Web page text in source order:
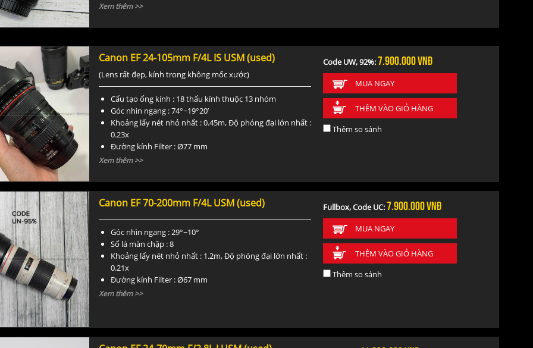
Xem thêm >>
Canon EF 24-105mm F/4L IS USM (used)
(Lens rất đẹp, kính trong không mốc xước)
Cấu tạo ống kính : 18 thấu kính thuộc 13 nhóm
Góc nhìn ngang : 74°−19°20’
Khoảng lấy nét nhỏ nhất : 0.45m, Độ phóng đại lớn nhất :
0.23x
Đường kính Filter : Ø77 mm
Kích thước / Trọng lượng : Ø83.5 × 107mm / 670g
Xem thêm >>
Code UW, 92%:7.900.000vnđ
MUA NGAY
THÊM VÀO GIỎ HÀNG
Thêm so sánh
Canon EF 70-200mm F/4L USM (used)
Góc nhìn ngang : 29°−10°
Số lá màn chập : 8
Khoảng lấy nét nhỏ nhất : 1.2m, Độ phóng đại lớn nhất :
0.21x
Đường kính Filter : Ø67 mm
Kích thước / Trọng lượng : Ø76 × 172mm / 705g
Xem thêm >>
Fullbox, Code UC:7.900.000vnđ
MUA NGAY
THÊM VÀO GIỎ HÀNG
Thêm so sánh